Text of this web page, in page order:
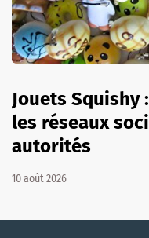
Jouets
les réseaux
autorités
10 août 2026